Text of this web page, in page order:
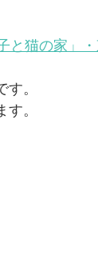
のテラスハウ
と猫の家」
。
。